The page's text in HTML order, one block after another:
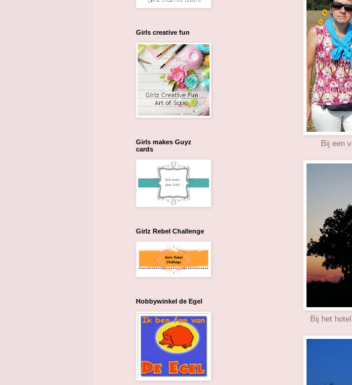
Bij een
Bij het
Girls creative fun
Girls makes Guyz
cards
Girlz Rebel Challenge
Hobbywinkel de Egel